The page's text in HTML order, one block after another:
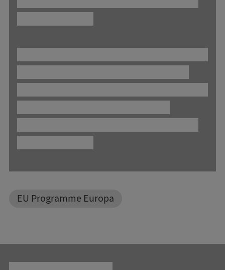
Verwandte Themen
EU Programme Europa